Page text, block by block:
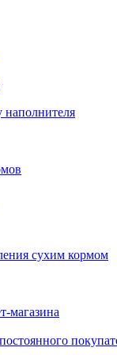
сухим кормом
магазина